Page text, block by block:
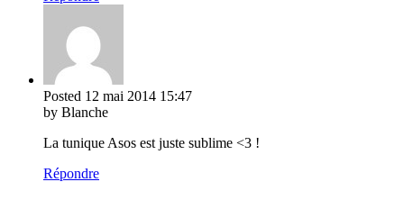
Posted 12 mai 2014 15:47
by Blanche
La tunique Asos est juste sublime <3 !
Répondre